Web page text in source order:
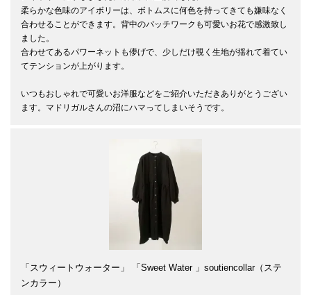
柔らかな色味のアイボリーは、ボトムスに何色を持ってきても嫌味なく
合わせることができます。背中のパッチワークも可愛いお花で感激致し
ました。
合わせてあるパワーネットも儚げで、少しだけ覗く生地が揺れて着てい
てテンションが上がります。
いつもおしゃれで可愛いお洋服などをご紹介いただきありがとうござい
ます。マドリガルさんの沼にハマってしまいそうです。
「スウィートウォーター」 「Sweet Water 」soutiencollar（ステ
ンカラー）